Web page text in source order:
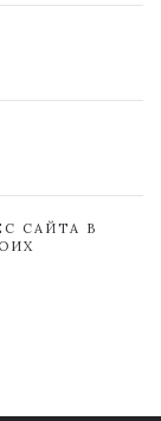
САЙТА В